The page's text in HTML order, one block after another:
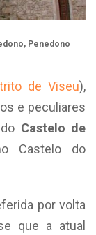
Penedono
de Viseu),
e peculiares
Castelo de
Castelo do
por volta
que a atual